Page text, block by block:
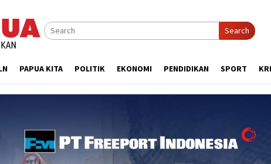
Search
PAPUA KITA POLITIK EKONOMI PENDIDIKAN SPORT